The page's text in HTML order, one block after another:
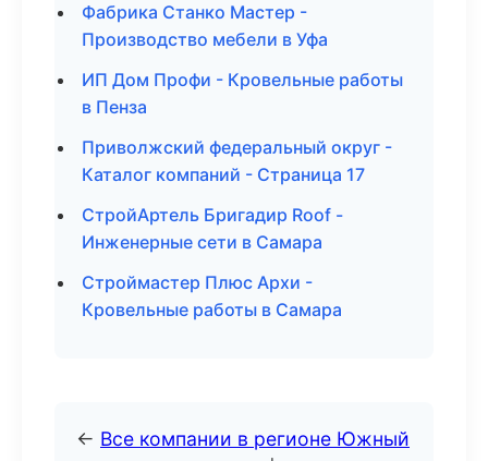
Фабрика Станко Мастер -
Производство мебели в Уфа
ИП Дом Профи - Кровельные работы
в Пенза
Приволжский федеральный округ -
Каталог компаний - Страница 17
СтройАртель Бригадир Roof -
Инженерные сети в Самара
Строймастер Плюс Архи -
Кровельные работы в Самара
← Все компании в регионе Южный